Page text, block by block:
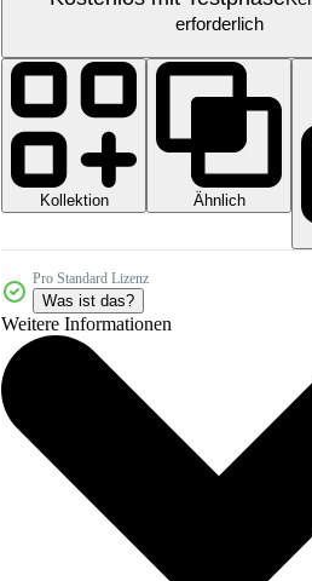
erforderlich
Kollektion
Ähnlich
Pro Standard Lizenz
Was ist das?
Weitere Informationen